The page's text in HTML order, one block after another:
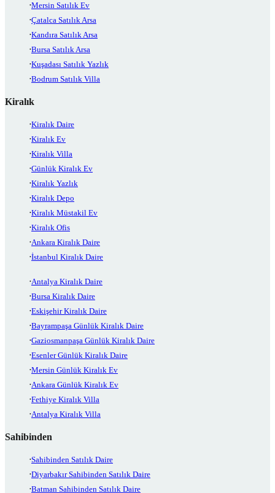
Mersin Satılık Ev
Çatalca Satılık Arsa
Kandıra Satılık Arsa
Bursa Satılık Arsa
Kuşadası Satılık Yazlık
Bodrum Satılık Villa
Kiralık
Kiralık Daire
Kiralık Ev
Kiralık Villa
Günlük Kiralık Ev
Kiralık Yazlık
Kiralık Depo
Kiralık Müstakil Ev
Kiralık Ofis
Ankara Kiralık Daire
İstanbul Kiralık Daire
Antalya Kiralık Daire
Bursa Kiralık Daire
Eskişehir Kiralık Daire
Bayrampaşa Günlük Kiralık Daire
Gaziosmanpaşa Günlük Kiralık Daire
Esenler Günlük Kiralık Daire
Mersin Günlük Kiralık Ev
Ankara Günlük Kiralık Ev
Fethiye Kiralık Villa
Antalya Kiralık Villa
Sahibinden
Sahibinden Satılık Daire
Diyarbakır Sahibinden Satılık Daire
Batman Sahibinden Satılık Daire